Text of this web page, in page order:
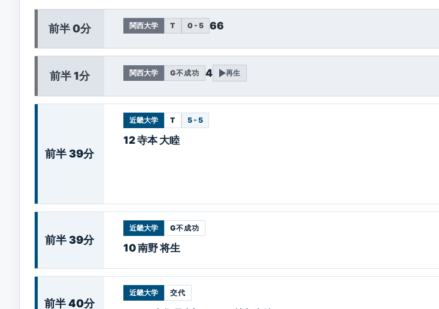
前半 0分 関西大学 T 0 - 5 66
前半 1分 関西大学 G不成功 4 再生
前半 39分
近畿大学 T 5 - 5
12 寺本 大睦
前半 39分
近畿大学 G不成功
10 南野 将生
前半 40分
近畿大学 交代